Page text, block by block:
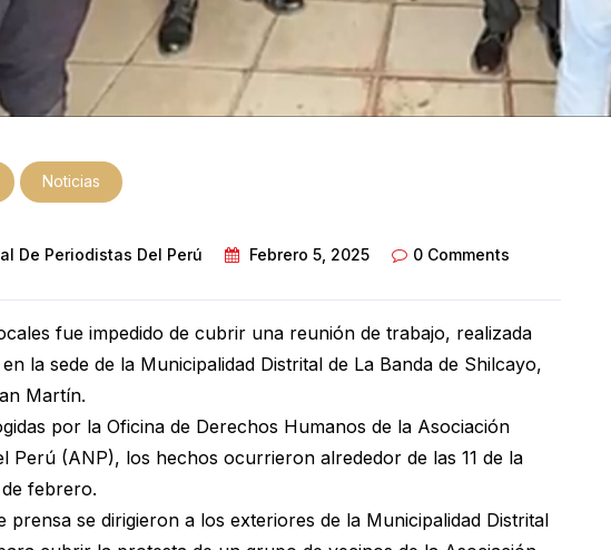
Noticias
De Periodistas Del Perú Febrero 5, 2025 0 Comments
fue impedido de cubrir una reunión de trabajo, realizada
la sede de la Municipalidad Distrital de La Banda de Shilcayo,
Martín.
por la Oficina de Derechos Humanos de la Asociación
Perú (ANP), los hechos ocurrieron alrededor de las 11 de la
febrero.
prensa se dirigieron a los exteriores de la Municipalidad Distrital